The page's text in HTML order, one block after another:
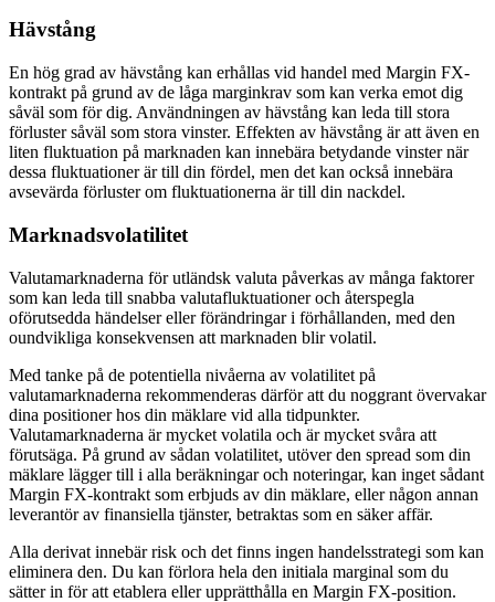
Hävstång
En hög grad av hävstång kan erhållas vid handel med Margin FX-
kontrakt på grund av de låga marginkrav som kan verka emot dig
såväl som för dig. Användningen av hävstång kan leda till stora
förluster såväl som stora vinster. Effekten av hävstång är att även en
liten fluktuation på marknaden kan innebära betydande vinster när
dessa fluktuationer är till din fördel, men det kan också innebära
avsevärda förluster om fluktuationerna är till din nackdel.
Marknadsvolatilitet
Valutamarknaderna för utländsk valuta påverkas av många faktorer
som kan leda till snabba valutafluktuationer och återspegla
oförutsedda händelser eller förändringar i förhållanden, med den
oundvikliga konsekvensen att marknaden blir volatil.
Med tanke på de potentiella nivåerna av volatilitet på
valutamarknaderna rekommenderas därför att du noggrant övervakar
dina positioner hos din mäklare vid alla tidpunkter.
Valutamarknaderna är mycket volatila och är mycket svåra att
förutsäga. På grund av sådan volatilitet, utöver den spread som din
mäklare lägger till i alla beräkningar och noteringar, kan inget sådant
Margin FX-kontrakt som erbjuds av din mäklare, eller någon annan
leverantör av finansiella tjänster, betraktas som en säker affär.
Alla derivat innebär risk och det finns ingen handelsstrategi som kan
eliminera den. Du kan förlora hela den initiala marginal som du
sätter in för att etablera eller upprätthålla en Margin FX-position.